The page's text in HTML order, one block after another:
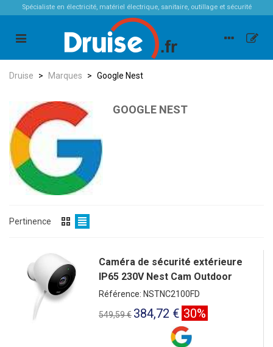
Spécialiste en électricité, matériel électrique, sanitaire, outillage et sécurité
Druise > Marques > Google Nest
GOOGLE NEST
Pertinence
Caméra de sécurité extérieure
IP65 230V Nest Cam Outdoor
Référence: NSTNC2100FD
549,59 € 384,72 € 30%